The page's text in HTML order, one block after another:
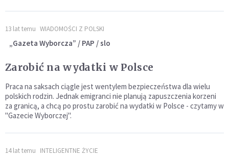
13 lat temu WIADOMOŚCI Z POLSKI
„Gazeta Wyborcza” / PAP / slo
Zarobić na wydatki w Polsce
Praca na saksach ciągle jest wentylem bezpieczeństwa dla wielu
polskich rodzin. Jednak emigranci nie planują zapuszczenia korzeni
za granicą, a chcą po prostu zarobić na wydatki w Polsce - czytamy w
"Gazecie Wyborczej".
14 lat temu INTELIGENTNE ŻYCIE